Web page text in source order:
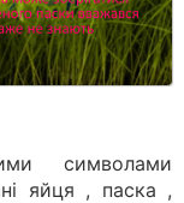
символами
яйця , паска ,